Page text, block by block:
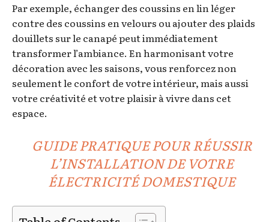
Par exemple, échanger des coussins en lin léger
contre des coussins en velours ou ajouter des plaids
douillets sur le canapé peut immédiatement
transformer l’ambiance. En harmonisant votre
décoration avec les saisons, vous renforcez non
seulement le confort de votre intérieur, mais aussi
votre créativité et votre plaisir à vivre dans cet
espace.
GUIDE PRATIQUE POUR RÉUSSIR
L’INSTALLATION DE VOTRE
ÉLECTRICITÉ DOMESTIQUE